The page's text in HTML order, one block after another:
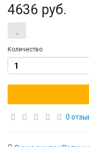
4636 руб.
Количество
0